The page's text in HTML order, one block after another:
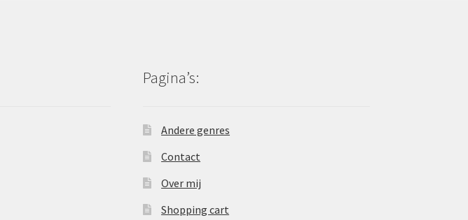
Pagina’s:
Andere genres
Contact
Over mij
Shopping cart